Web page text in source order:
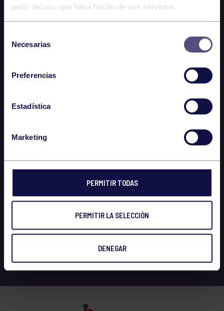
partir del uso que haya hecho de sus servicios.
Necesarias
Preferencias
Estadística
Marketing
PERMITIR TODAS
PERMITIR LA SELECCIÓN
DENEGAR